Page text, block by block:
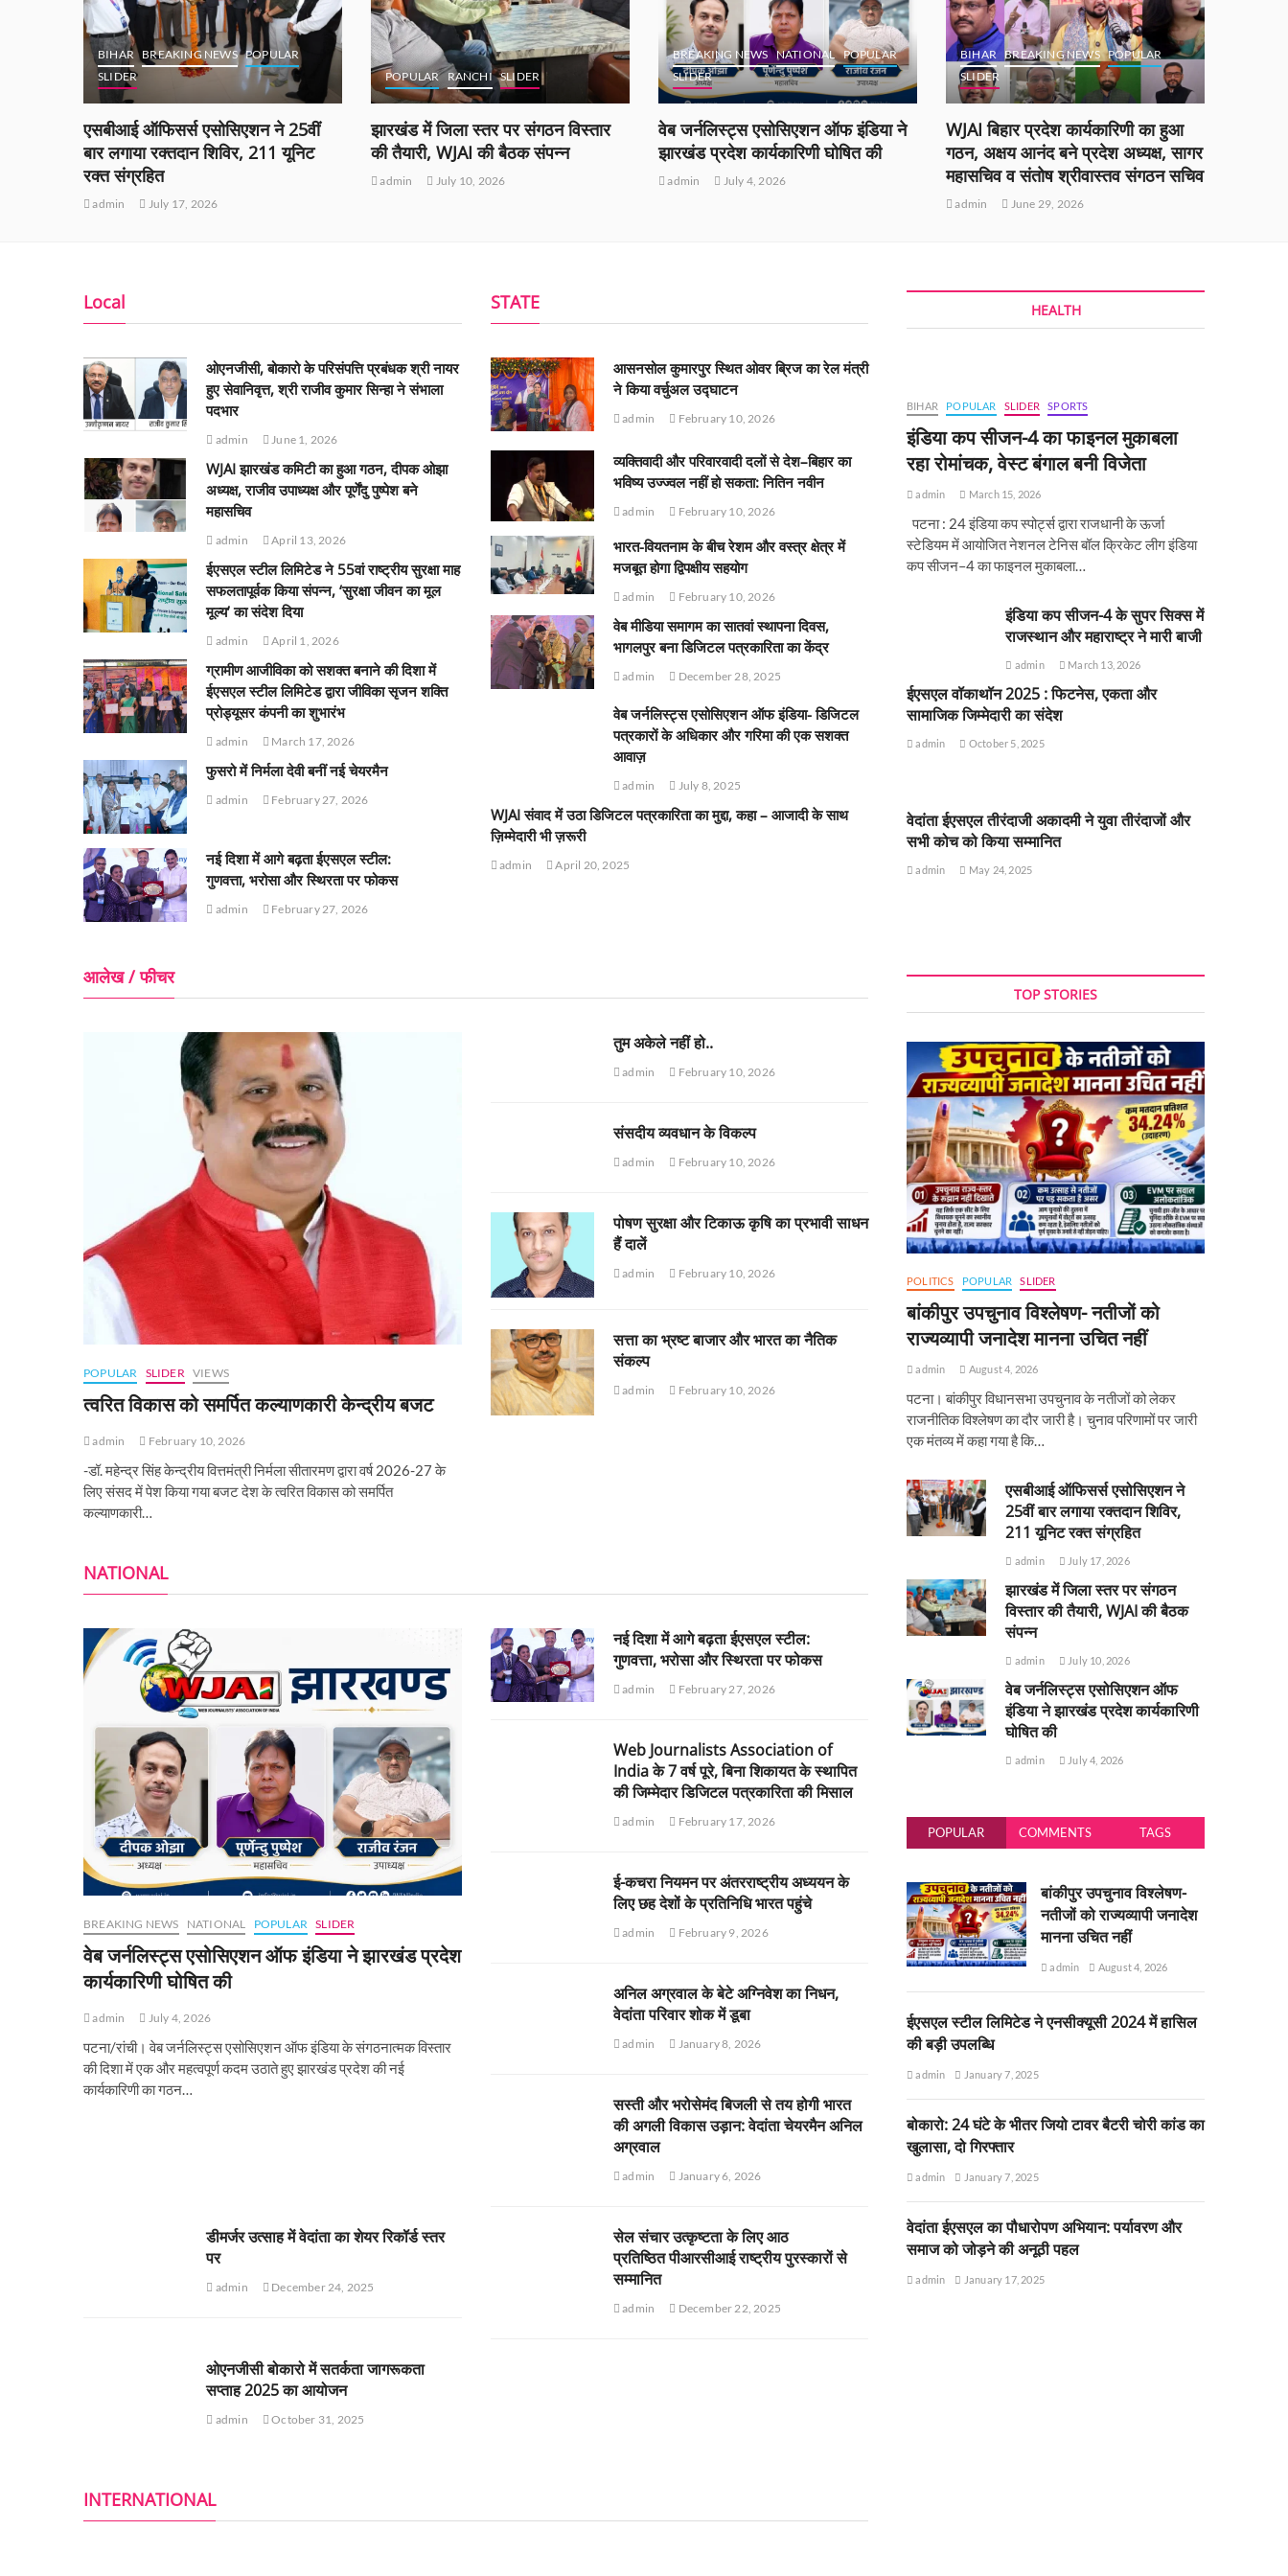
BIHAR BREAKING NEWS POPULAR
SLIDER
एसबीआई ऑफिसर्स एसोसिएशन ने 25वीं
बार लगाया रक्तदान शिविर, 211 यूनिट
रक्त संग्रहित
admin July 17, 2026
POPULAR RANCHI SLIDER
झारखंड में जिला स्तर पर संगठन विस्तार
की तैयारी, WJAI की बैठक संपन्न
admin July 10, 2026
BREAKING NEWS NATIONAL POPULAR
SLIDER
वेब जर्नलिस्ट्स एसोसिएशन ऑफ इंडिया ने
झारखंड प्रदेश कार्यकारिणी घोषित की
admin July 4, 2026
BIHAR BREAKING NEWS POPULAR
SLIDER
WJAI बिहार प्रदेश कार्यकारिणी का हुआ
गठन, अक्षय आनंद बने प्रदेश अध्यक्ष, सागर
महासचिव व संतोष श्रीवास्तव संगठन सचिव
admin June 29, 2026
Local
ओएनजीसी, बोकारो के परिसंपत्ति प्रबंधक श्री नायर
हुए सेवानिवृत्त, श्री राजीव कुमार सिन्हा ने संभाला
पदभार
admin June 1, 2026
WJAI झारखंड कमिटी का हुआ गठन, दीपक ओझा
अध्यक्ष, राजीव उपाध्यक्ष और पूर्णेंदु पुष्पेश बने
महासचिव
admin April 13, 2026
ईएसएल स्टील लिमिटेड ने 55वां राष्ट्रीय सुरक्षा माह
सफलतापूर्वक किया संपन्न, ‘सुरक्षा जीवन का मूल
मूल्य’ का संदेश दिया
admin April 1, 2026
ग्रामीण आजीविका को सशक्त बनाने की दिशा में
ईएसएल स्टील लिमिटेड द्वारा जीविका सृजन शक्ति
प्रोड्यूसर कंपनी का शुभारंभ
admin March 17, 2026
फुसरो में निर्मला देवी बनीं नई चेयरमैन
admin February 27, 2026
नई दिशा में आगे बढ़ता ईएसएल स्टील:
गुणवत्ता, भरोसा और स्थिरता पर फोकस
admin February 27, 2026
STATE
आसनसोल कुमारपुर स्थित ओवर ब्रिज का रेल मंत्री
ने किया वर्चुअल उद्घाटन
admin February 10, 2026
व्यक्तिवादी और परिवारवादी दलों से देश–बिहार का
भविष्य उज्ज्वल नहीं हो सकता: नितिन नवीन
admin February 10, 2026
भारत-वियतनाम के बीच रेशम और वस्त्र क्षेत्र में
मजबूत होगा द्विपक्षीय सहयोग
admin February 10, 2026
वेब मीडिया समागम का सातवां स्थापना दिवस,
भागलपुर बना डिजिटल पत्रकारिता का केंद्र
admin December 28, 2025
वेब जर्नलिस्ट्स एसोसिएशन ऑफ इंडिया- डिजिटल
पत्रकारों के अधिकार और गरिमा की एक सशक्त
आवाज़
admin July 8, 2025
WJAI संवाद में उठा डिजिटल पत्रकारिता का मुद्दा, कहा – आजादी के साथ
ज़िम्मेदारी भी ज़रूरी
admin April 20, 2025
आलेख / फीचर
POPULAR SLIDER VIEWS
त्वरित विकास को समर्पित कल्याणकारी केन्‍द्रीय बजट
admin February 10, 2026
-डॉ. महेन्द्र सिंह केन्द्रीय वित्तमंत्री निर्मला सीतारमण द्वारा वर्ष 2026-27 के
लिए संसद में पेश किया गया बजट देश के त्वरित विकास को समर्पित
कल्याणकारी…
तुम अकेले नहीं हो..
admin February 10, 2026
संसदीय व्यवधान के विकल्प
admin February 10, 2026
पोषण सुरक्षा और टिकाऊ कृषि का प्रभावी साधन
हैं दालें
admin February 10, 2026
सत्ता का भ्रष्ट बाजार और भारत का नैतिक
संकल्प
admin February 10, 2026
NATIONAL
BREAKING NEWS NATIONAL POPULAR SLIDER
वेब जर्नलिस्ट्स एसोसिएशन ऑफ इंडिया ने झारखंड प्रदेश
कार्यकारिणी घोषित की
admin July 4, 2026
पटना/रांची। वेब जर्नलिस्ट्स एसोसिएशन ऑफ इंडिया के संगठनात्मक विस्तार
की दिशा में एक और महत्वपूर्ण कदम उठाते हुए झारखंड प्रदेश की नई
कार्यकारिणी का गठन…
नई दिशा में आगे बढ़ता ईएसएल स्टील:
गुणवत्ता, भरोसा और स्थिरता पर फोकस
admin February 27, 2026
Web Journalists Association of
India के 7 वर्ष पूरे, बिना शिकायत के स्थापित
की जिम्मेदार डिजिटल पत्रकारिता की मिसाल
admin February 17, 2026
ई-कचरा नियमन पर अंतरराष्ट्रीय अध्ययन के
लिए छह देशों के प्रतिनिधि भारत पहुंचे
admin February 9, 2026
अनिल अग्रवाल के बेटे अग्निवेश का निधन,
वेदांता परिवार शोक में डूबा
admin January 8, 2026
सस्ती और भरोसेमंद बिजली से तय होगी भारत
की अगली विकास उड़ान: वेदांता चेयरमैन अनिल
अग्रवाल
admin January 6, 2026
डीमर्जर उत्साह में वेदांता का शेयर रिकॉर्ड स्तर
पर
admin December 24, 2025
सेल संचार उत्कृष्टता के लिए आठ
प्रतिष्ठित पीआरसीआई राष्ट्रीय पुरस्कारों से
सम्मानित
admin December 22, 2025
ओएनजीसी बोकारो में सतर्कता जागरूकता
सप्ताह 2025 का आयोजन
admin October 31, 2025
INTERNATIONAL
HEALTH
BIHAR POPULAR SLIDER SPORTS
इंडिया कप सीजन-4 का फाइनल मुकाबला
रहा रोमांचक, वेस्ट बंगाल बनी विजेता
admin March 15, 2026
पटना : 24 इंडिया कप स्पोर्ट्स द्वारा राजधानी के ऊर्जा
स्टेडियम में आयोजित नेशनल टेनिस बॉल क्रिकेट लीग इंडिया
कप सीजन–4 का फाइनल मुकाबला…
इंडिया कप सीजन-4 के सुपर सिक्स में
राजस्थान और महाराष्ट्र ने मारी बाजी
admin March 13, 2026
ईएसएल वॉकाथॉन 2025 : फिटनेस, एकता और
सामाजिक जिम्मेदारी का संदेश
admin October 5, 2025
वेदांता ईएसएल तीरंदाजी अकादमी ने युवा तीरंदाजों और
सभी कोच को किया सम्मानित
admin May 24, 2025
TOP STORIES
POLITICS POPULAR SLIDER
बांकीपुर उपचुनाव विश्लेषण- नतीजों को
राज्यव्यापी जनादेश मानना उचित नहीं
admin August 4, 2026
पटना। बांकीपुर विधानसभा उपचुनाव के नतीजों को लेकर
राजनीतिक विश्लेषण का दौर जारी है। चुनाव परिणामों पर जारी
एक मंतव्य में कहा गया है कि…
एसबीआई ऑफिसर्स एसोसिएशन ने
25वीं बार लगाया रक्तदान शिविर,
211 यूनिट रक्त संग्रहित
admin July 17, 2026
झारखंड में जिला स्तर पर संगठन
विस्तार की तैयारी, WJAI की बैठक
संपन्न
admin July 10, 2026
वेब जर्नलिस्ट्स एसोसिएशन ऑफ
इंडिया ने झारखंड प्रदेश कार्यकारिणी
घोषित की
admin July 4, 2026
POPULAR COMMENTS TAGS
बांकीपुर उपचुनाव विश्लेषण-
नतीजों को राज्यव्यापी जनादेश
मानना उचित नहीं
admin August 4, 2026
ईएसएल स्टील लिमिटेड ने एनसीक्यूसी 2024 में हासिल
की बड़ी उपलब्धि
admin January 7, 2025
बोकारो: 24 घंटे के भीतर जियो टावर बैटरी चोरी कांड का
खुलासा, दो गिरफ्तार
admin January 7, 2025
वेदांता ईएसएल का पौधारोपण अभियान: पर्यावरण और
समाज को जोड़ने की अनूठी पहल
admin January 17, 2025